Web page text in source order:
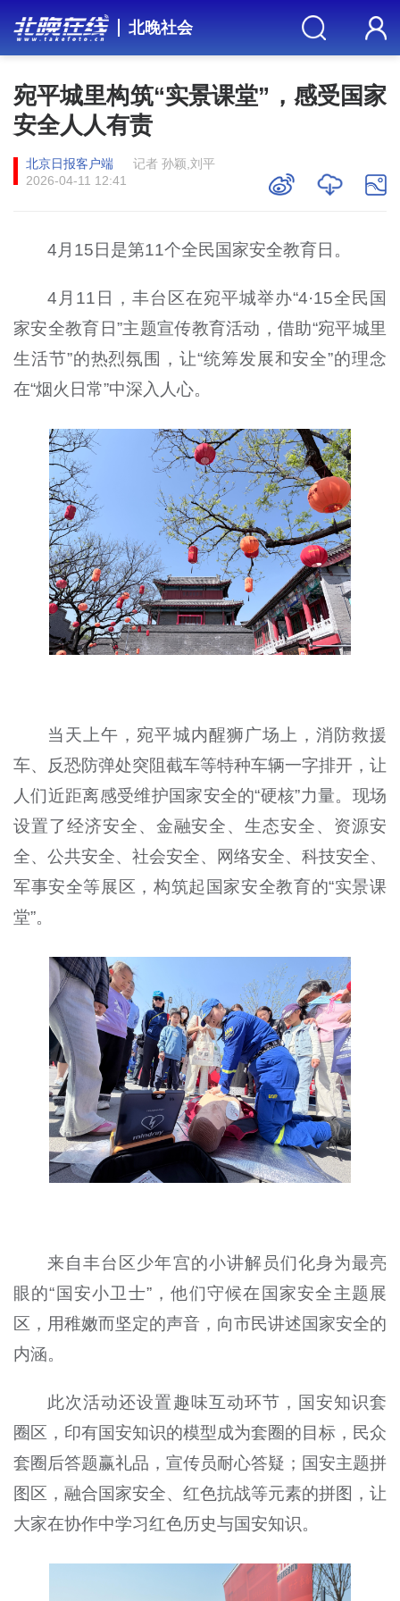
北晚社会
宛平城里构筑“实景课堂”，感受国家
安全人人有责
北京日报客户端
记者 孙颖,刘平
2026-04-11 12:41
4月15日是第11个全民国家安全教育日。
4月11日，丰台区在宛平城举办“4·15全民国
家安全教育日”主题宣传教育活动，借助“宛平城里
生活节”的热烈氛围，让“统筹发展和安全”的理念
在“烟火日常”中深入人心。
当天上午，宛平城内醒狮广场上，消防救援
车、反恐防弹处突阻截车等特种车辆一字排开，让
人们近距离感受维护国家安全的“硬核”力量。现场
设置了经济安全、金融安全、生态安全、资源安
全、公共安全、社会安全、网络安全、科技安全、
军事安全等展区，构筑起国家安全教育的“实景课
堂”。
来自丰台区少年宫的小讲解员们化身为最亮
眼的“国安小卫士”，他们守候在国家安全主题展
区，用稚嫩而坚定的声音，向市民讲述国家安全的
内涵。
此次活动还设置趣味互动环节，国安知识套
圈区，印有国安知识的模型成为套圈的目标，民众
套圈后答题赢礼品，宣传员耐心答疑；国安主题拼
图区，融合国家安全、红色抗战等元素的拼图，让
大家在协作中学习红色历史与国安知识。